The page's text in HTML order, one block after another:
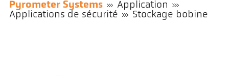
Pyrometer Systems
Application
Applications de sécurité
Stockage bobine